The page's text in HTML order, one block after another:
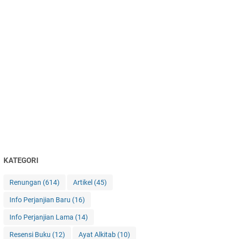
KATEGORI
Renungan (614) Artikel (45)
Info Perjanjian Baru (16)
Info Perjanjian Lama (14)
Resensi Buku (12) Ayat Alkitab (10)